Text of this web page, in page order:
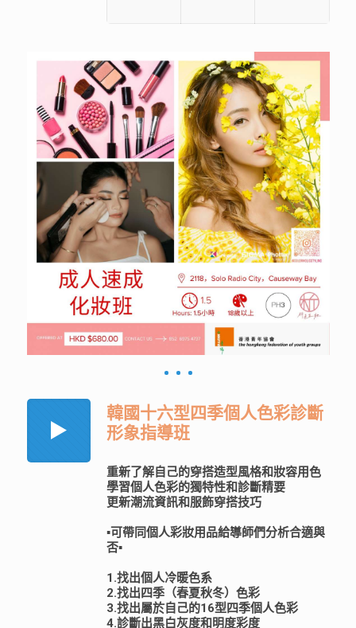
韓國十六型四季個人色彩診斷
形象指導班
重新了解自己的穿搭造型風格和妝容用色
學習個人色彩的獨特性和診斷精要
更新潮流資訊和服飾穿搭技巧
▪️可帶同個人彩妝用品給導師們分析合適與
否▪️
1.找出個人冷暖色系
2.找出四季（春夏秋冬）色彩
3.找出屬於自己的16型四季個人色彩
4.診斷出黑白灰度和明度彩度